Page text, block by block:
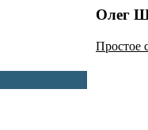
Олег
Простое